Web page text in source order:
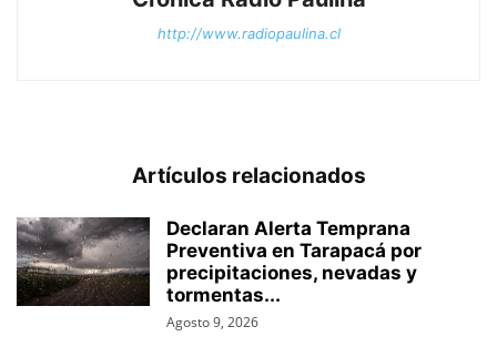
http://www.radiopaulina.cl
Artículos relacionados
Declaran Alerta Temprana
Preventiva en Tarapacá por
precipitaciones, nevadas y
tormentas...
Agosto 9, 2026